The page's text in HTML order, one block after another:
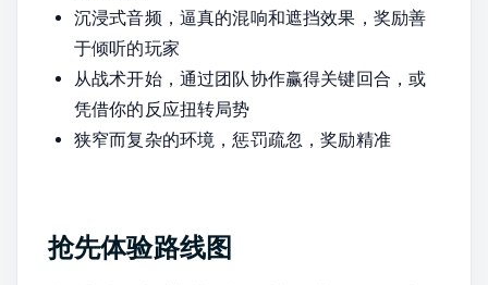
沉浸式音频，逼真的混响和遮挡效果，奖励善
于倾听的玩家
从战术开始，通过团队协作赢得关键回合，或
凭借你的反应扭转局势
狭窄而复杂的环境，惩罚疏忽，奖励精准
抢先体验路线图